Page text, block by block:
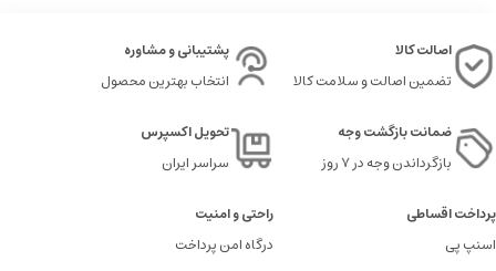
اصالت کالا
تضمین اصالت و سلامت کالا
پشتیبانی و مشاوره
انتخاب بهترین محصول
ضمانت بازگشت وجه
بازگرداندن وجه در ۷ روز
تحویل اکسپرس
سراسر ایران
پرداخت اقساطی
اسنپ پی
راحتی و امنیت
درگاه امن پرداخت